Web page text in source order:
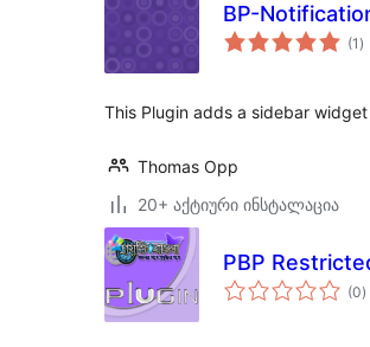
BP-
(1 )
This Plugin adds a sidebar
Thomas Opp
20+ აქტიური ინსტალაცია
PBP
(0)